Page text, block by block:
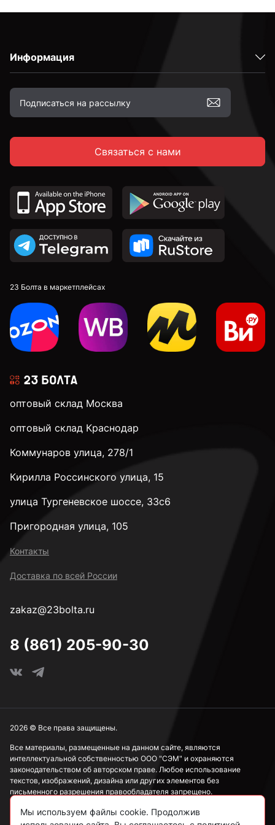
Информация
Связаться с нами
23 Болта в маркетплейсах
оптовый склад Москва
оптовый склад Краснодар
Коммунаров улица, 278/1
Кирилла Россинского улица, 15
улица Тургеневское шоссе, 33с6
Пригородная улица, 105
Контакты
Доставка по всей России
zakaz@23bolta.ru
8 (861) 205-90-30
Все материалы, размещенные на данном сайте, являются
интеллектуальной собственностью ООО "СЭМ" и охраняются
законодательством об авторском праве. Любое использование
текстов, изображений, дизайна или других элементов без
письменного разрешения правообладателя запрещено.
Информация, представленная на сайте, носит исключительно
2026 © Все права защищены.
Мы используем файлы cookie. Продолжив